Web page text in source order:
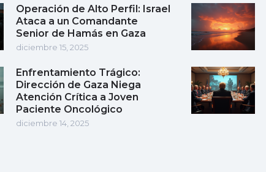
Operación de Alto Perfil: Israel
Ataca a un Comandante
Senior de Hamás en Gaza
diciembre 15, 2025
Enfrentamiento Trágico:
Dirección de Gaza Niega
Atención Crítica a Joven
Paciente Oncológico
diciembre 14, 2025